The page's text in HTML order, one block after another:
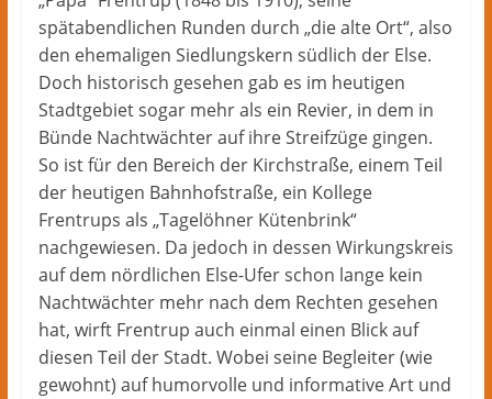
lokale
Nachrichten
und
mehr
aus
Herford
im
Kreis
Herford
spätabendlichen Runden durch „die alte Ort“, also
den ehemaligen Siedlungskern südlich der Else.
Doch historisch gesehen gab es im heutigen
Stadtgebiet sogar mehr als ein Revier, in dem in
Bünde Nachtwächter auf ihre Streifzüge gingen.
So ist für den Bereich der Kirchstraße, einem Teil
der heutigen Bahnhofstraße, ein Kollege
Frentrups als „Tagelöhner Kütenbrink“
nachgewiesen. Da jedoch in dessen Wirkungskreis
auf dem nördlichen Else-Ufer schon lange kein
Nachtwächter mehr nach dem Rechten gesehen
hat, wirft Frentrup auch einmal einen Blick auf
diesen Teil der Stadt. Wobei seine Begleiter (wie
gewohnt) auf humorvolle und informative Art und